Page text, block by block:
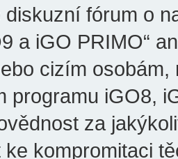
diskuzní fórum o
a iGO PRIMO“
cizím
programu iGO8,
za
ke kompromitaci